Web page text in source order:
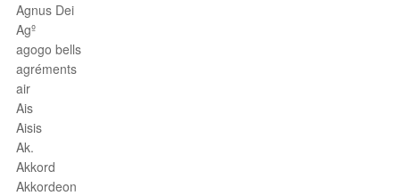
Agnus Dei
Agº
agogo bells
agréments
air
Ais
Aisis
Ak.
Akkord
Akkordeon